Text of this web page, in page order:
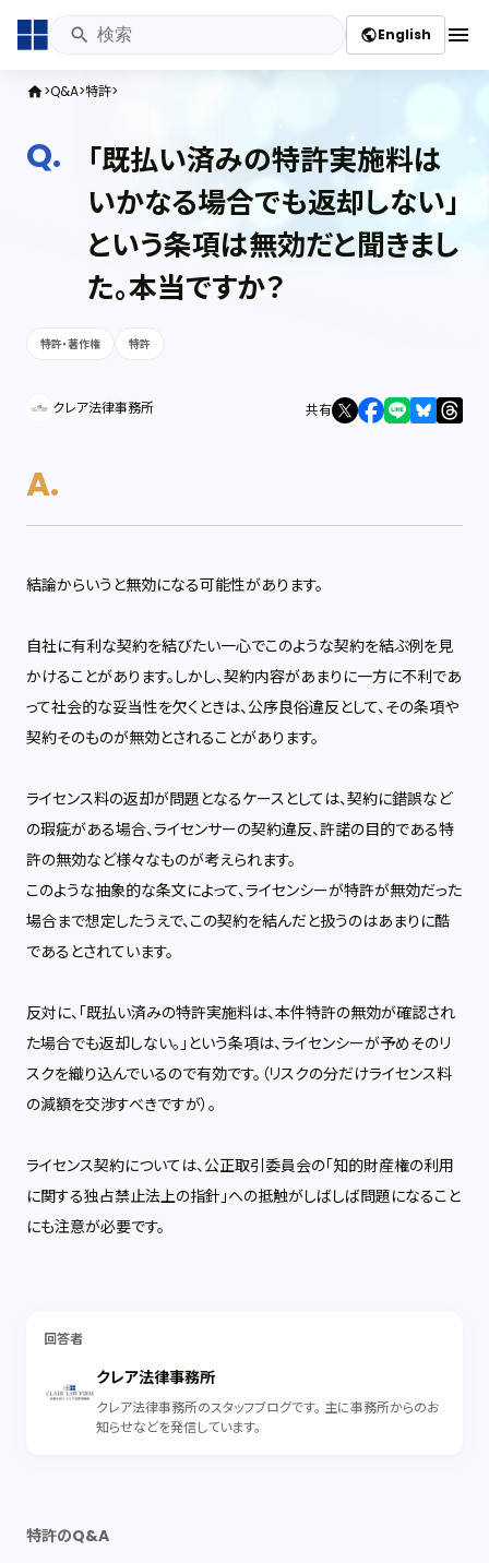
publicEnglish menu
home Q&A 特許
「既払い済みの特許実施料は
いかなる場合でも返却しない」
という条項は無効だと聞きまし
た。本当ですか？
特許・著作権 特許
クレア法律事務所 共有
結論からいうと無効になる可能性があります。
自社に有利な契約を結びたい一心でこのような契約を結ぶ例を見
かけることがあります。しかし、契約内容があまりに一方に不利であ
って社会的な妥当性を欠くときは、公序良俗違反として、その条項や
契約そのものが無効とされることがあります。
ライセンス料の返却が問題となるケースとしては、契約に錯誤など
の瑕疵がある場合、ライセンサーの契約違反、許諾の目的である特
許の無効など様々なものが考えられます。
このような抽象的な条文によって、ライセンシーが特許が無効だった
場合まで想定したうえで、この契約を結んだと扱うのはあまりに酷
であるとされています。
反対に、「既払い済みの特許実施料は、本件特許の無効が確認され
た場合でも返却しない。」という条項は、ライセンシーが予めそのリ
スクを織り込んでいるので有効です。（リスクの分だけライセンス料
の減額を交渉すべきですが）。
ライセンス契約については、公正取引委員会の「知的財産権の利用
に関する独占禁止法上の指針」への抵触がしばしば問題になること
にも注意が必要です。
回答者
クレア法律事務所
クレア法律事務所のスタッフブログです。 主に事務所からのお
知らせなどを発信しています。
特許のQ&A